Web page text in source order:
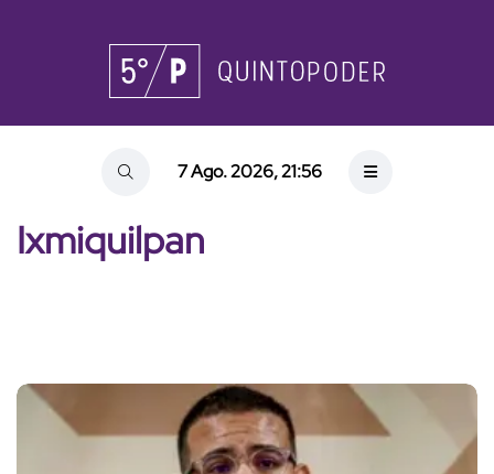
7 Ago. 2026, 21:56
Ixmiquilpan